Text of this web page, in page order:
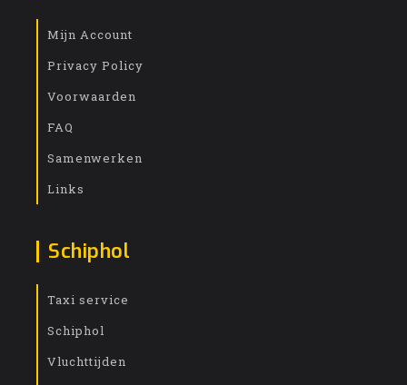
Mijn Account
Privacy Policy
Voorwaarden
FAQ
Samenwerken
Links
Schiphol
Taxi service
Schiphol
Vluchttijden